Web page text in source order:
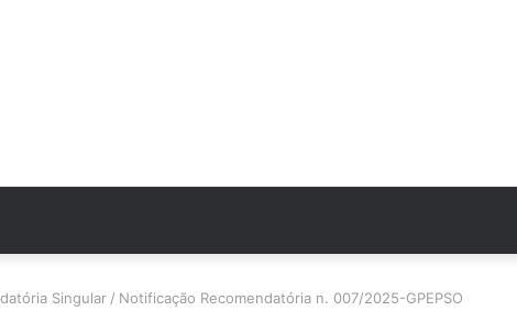
Singular / Notificação Recomendatória n. 007/2025-GPEPSO